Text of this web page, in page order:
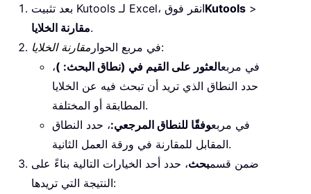
بعد تثبيت Kutools لـ Excel، انقر فوقKutools >
مقارنة الخلايا.
في مربع الحوار مقارنة الخلايا
:
في مربعالعثور على القيم في (نطاق البحث: )،
حدد النطاق الذي تريد أن تبحث فيه عن الخلايا
المطابقة أو المختلفة.
في مربعوفقًا للنطاق المرجعي:، حدد النطاق
المقابل للمقارنة في ورقة العمل الثانية.
ضمن قسمبحث، حدد أحد الخيارات التالية بناءً على
النتيجة التي تريدها: